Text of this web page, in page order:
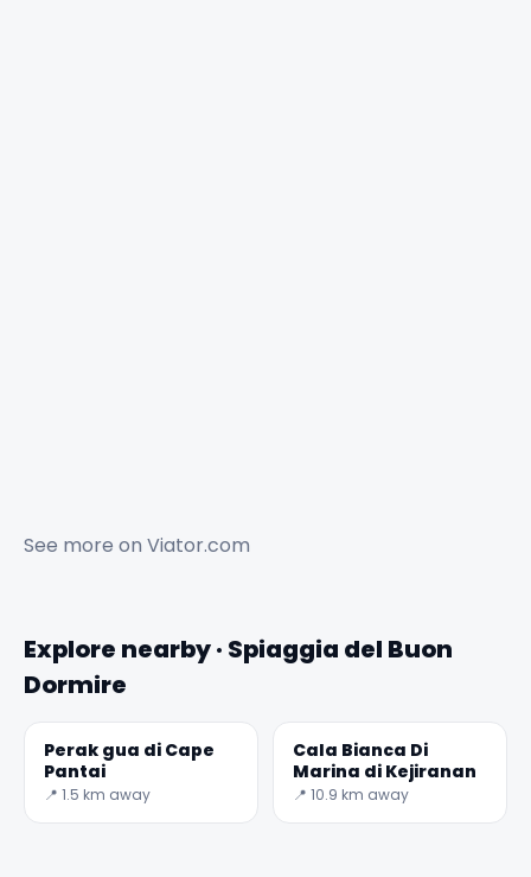
See more on Viator.com
Explore nearby · Spiaggia del Buon
Dormire
Perak gua di Cape
Pantai
📍 1.5 km away
Cala Bianca Di
Marina di Kejiranan
📍 10.9 km away